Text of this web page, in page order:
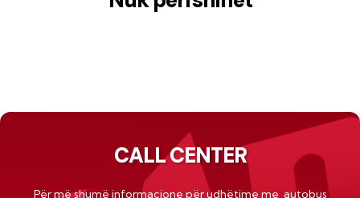
CALL CENTER
Për më shumë informacione për udhëtime me autobus